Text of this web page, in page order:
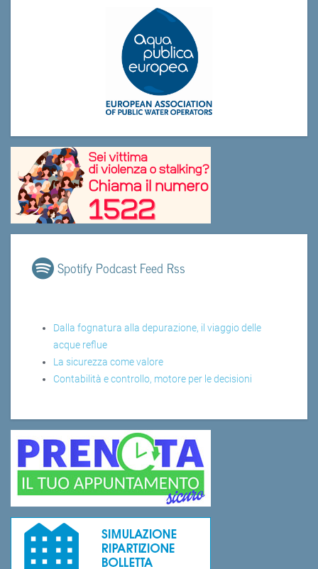
Spotify Podcast Feed Rss
Dalla fognatura alla depurazione, il viaggio delle
acque reflue
La sicurezza come valore
Contabilità e controllo, motore per le decisioni